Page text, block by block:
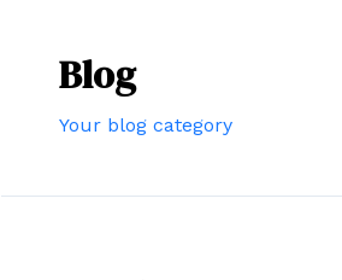
Blog
Your blog category